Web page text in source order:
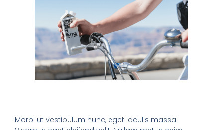
Morbi ut vestibulum nunc, eget iaculis massa.